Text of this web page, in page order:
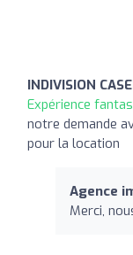
INDIVISION
Expérience
notre demande
pour la location
Agence
Merci,